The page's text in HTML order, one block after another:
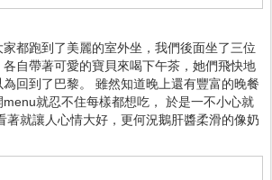
都跑到了美麗的室外坐，我們後面坐了三位
自帶著可愛的寶貝來喝下午茶，她們飛快地
回到了巴黎。 雖然知道晚上還有豐富的晚餐
就忍不住每樣都想吃 ，
於是一不小心就
著就讓人心情大好，更何況鵝肝醬柔滑的像奶